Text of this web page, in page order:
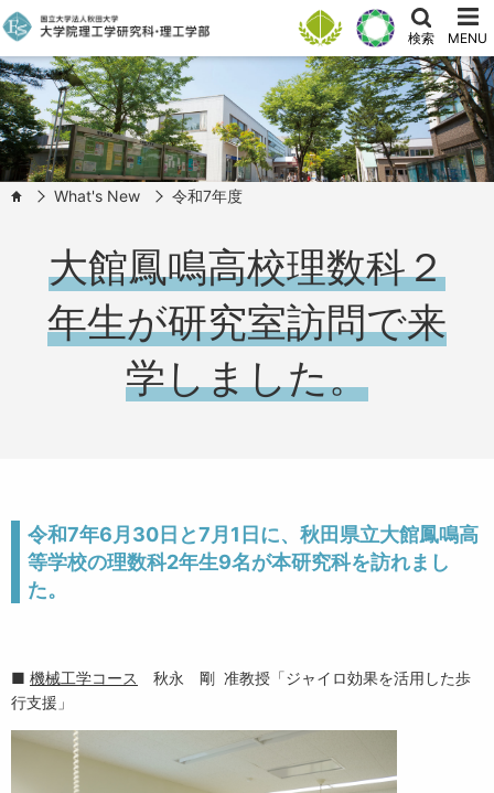
検索 MENU
HOMEWhat's New 令和7年度
大館鳳鳴高校理数科２
年生が研究室訪問で来
学しました。
令和7年6月30日と7月1日に、秋田県立大館鳳鳴高
等学校の理数科2年生9名が本研究科を訪れまし
た。
■ 機械工学コース
秋永 剛 准教授「ジャイロ効果を活用した歩
行支援」